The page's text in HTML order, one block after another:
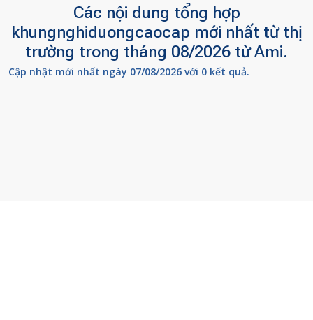
Các nội dung tổng hợp
khungnghiduongcaocap mới nhất từ thị
trường trong tháng 08/2026 từ Ami.
Cập nhật mới nhất ngày 07/08/2026 với 0 kết quả.